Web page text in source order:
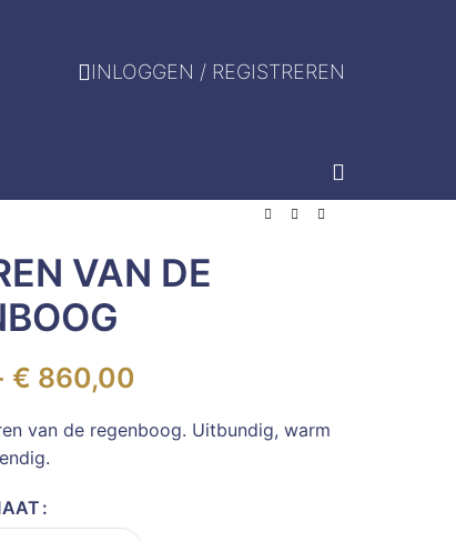
INLOGGEN / REGISTREREN
VAN DE
€ 860,00
van de regenboog. Uitbundig, warm